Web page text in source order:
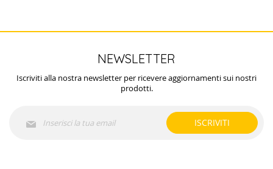
NEWSLETTER
Iscriviti alla nostra newsletter per ricevere aggiornamenti sui nostri
prodotti.
alla
ISCRIVITI